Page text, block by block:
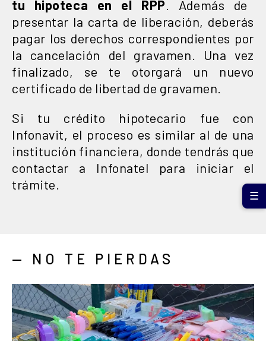
tu hipoteca en el RPP . Además de
presentar la carta de liberación, deberás
pagar los derechos correspondientes por
la cancelación del gravamen. Una vez
finalizado, se te otorgará un nuevo
certificado de libertad de gravamen.
Si tu crédito hipotecario fue con
Infonavit, el proceso es similar al de una
institución financiera, donde tendrás que
contactar a Infonatel para iniciar el
trámite.
— NO TE PIERDAS
☰